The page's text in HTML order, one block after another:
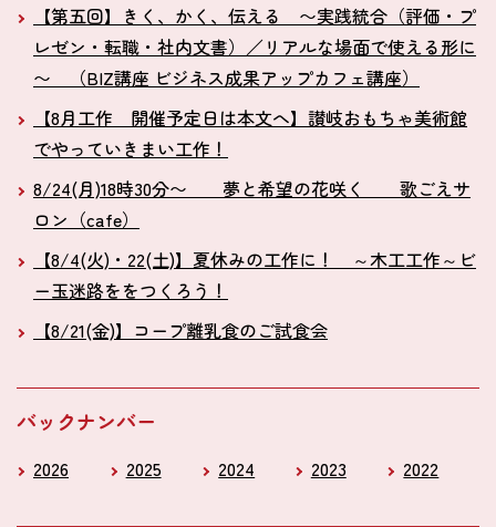
【第五回】きく、かく、伝える 〜実践統合（評価・プ
レゼン・転職・社内文書）／リアルな場面で使える形に
〜 （BIZ講座 ビジネス成果アップカフェ講座）
【8月工作 開催予定日は本文へ】讃岐おもちゃ美術館
でやっていきまい工作！
8/24(月)18時30分〜 夢と希望の花咲く 歌ごえサ
ロン（cafe）
【8/4(火)・22(土)】夏休みの工作に！ ～木工工作～ビ
ー玉迷路ををつくろう！
【8/21(金)】コープ離乳食のご試食会
バックナンバー
2026 2025 2024 2023 2022